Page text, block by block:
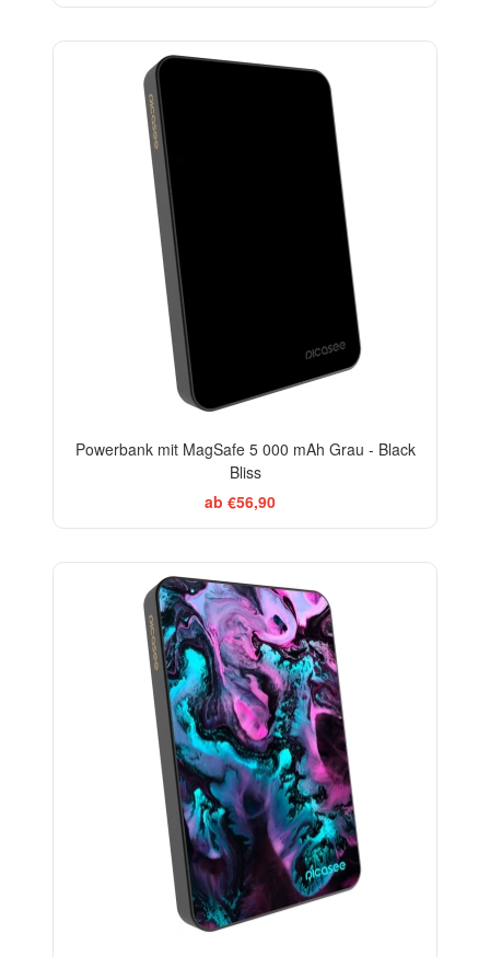
Powerbank mit MagSafe 5 000 mAh Grau - Black
Bliss
ab €56,90